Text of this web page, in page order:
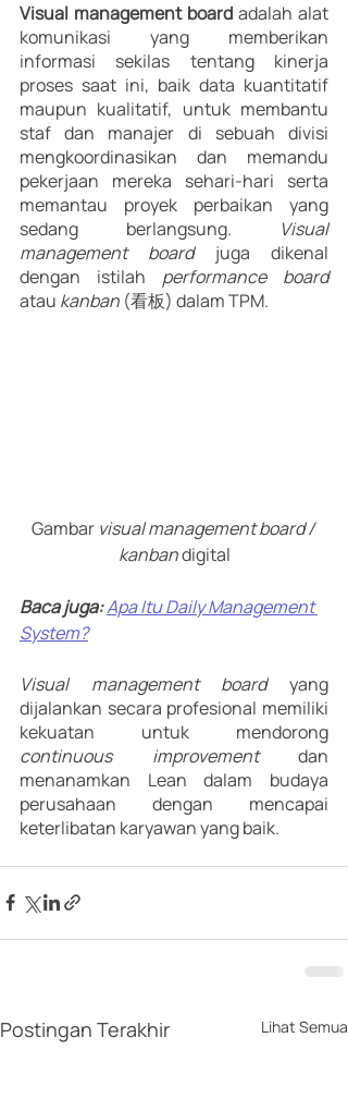
Visual management board adalah alat
komunikasi yang memberikan
informasi sekilas tentang kinerja
proses saat ini, baik data kuantitatif
maupun kualitatif, untuk membantu
staf dan manajer di sebuah divisi
mengkoordinasikan dan memandu
pekerjaan mereka sehari-hari serta
memantau proyek perbaikan yang
sedang berlangsung.
Visual
management board juga dikenal
dengan istilah performance board
atau kanban (看板) dalam TPM.
Gambar visual management board /
kanban digital
Baca juga: Apa Itu Daily Management
System?
Visual management board yang
dijalankan secara profesional memiliki
continuous improvement dan
menanamkan Lean dalam budaya
perusahaan dengan mencapai
keterlibatan karyawan yang baik.
Postingan Terakhir Lihat Semua